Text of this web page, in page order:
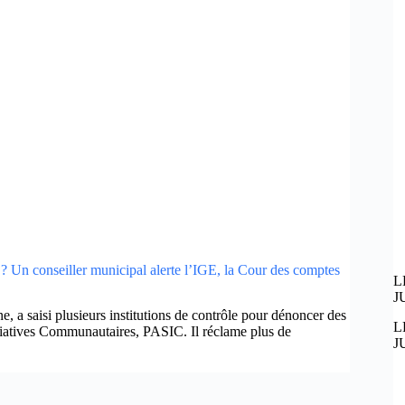
Un conseiller municipal alerte l’IGE, la Cour des comptes
a saisi plusieurs institutions de contrôle pour dénoncer des
Communautaires, PASIC. Il réclame plus de